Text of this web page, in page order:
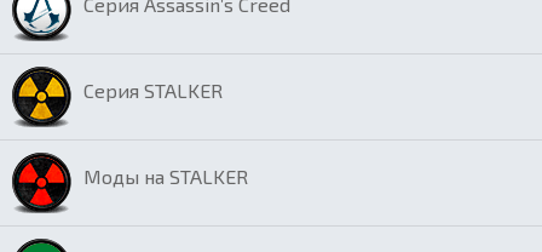
Серия STALKER
Моды на STALKER